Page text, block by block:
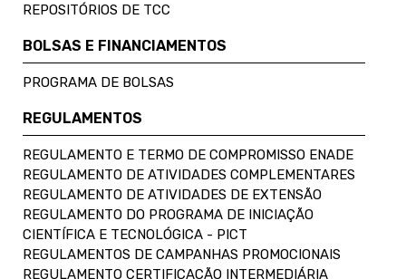
REPOSITÓRIOS DE TCC
BOLSAS E FINANCIAMENTOS
PROGRAMA DE BOLSAS
REGULAMENTOS
REGULAMENTO E TERMO DE COMPROMISSO ENADE
REGULAMENTO DE ATIVIDADES COMPLEMENTARES
REGULAMENTO DE ATIVIDADES DE EXTENSÃO
REGULAMENTO DO PROGRAMA DE INICIAÇÃO
CIENTÍFICA E TECNOLÓGICA - PICT
REGULAMENTOS DE CAMPANHAS PROMOCIONAIS
REGULAMENTO CERTIFICAÇÃO INTERMEDIÁRIA